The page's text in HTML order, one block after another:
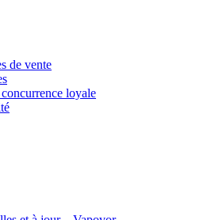
de vente
loyale